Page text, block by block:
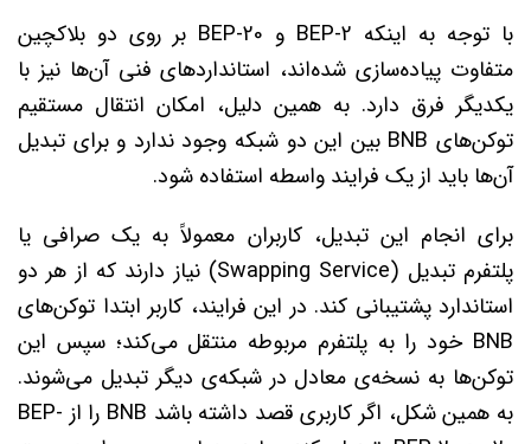
با توجه به اینکه BEP-2 و BEP-20 بر روی دو بلاکچین
متفاوت پیاده‌سازی شده‌اند، استانداردهای فنی آن‌ها نیز با
یکدیگر فرق دارد. به همین دلیل، امکان انتقال مستقیم
توکن‌های BNB بین این دو شبکه وجود ندارد و برای تبدیل
آن‌ها باید از یک فرایند واسطه استفاده شود.
برای انجام این تبدیل، کاربران معمولاً به یک صرافی یا
پلتفرم تبدیل (Swapping Service) نیاز دارند که از هر دو
استاندارد پشتیبانی کند. در این فرایند، کاربر ابتدا توکن‌های
BNB خود را به پلتفرم مربوطه منتقل می‌کند؛ سپس این
توکن‌ها به نسخه‌ی معادل در شبکه‌ی دیگر تبدیل می‌شوند.
به همین شکل، اگر کاربری قصد داشته باشد BNB را از BEP-